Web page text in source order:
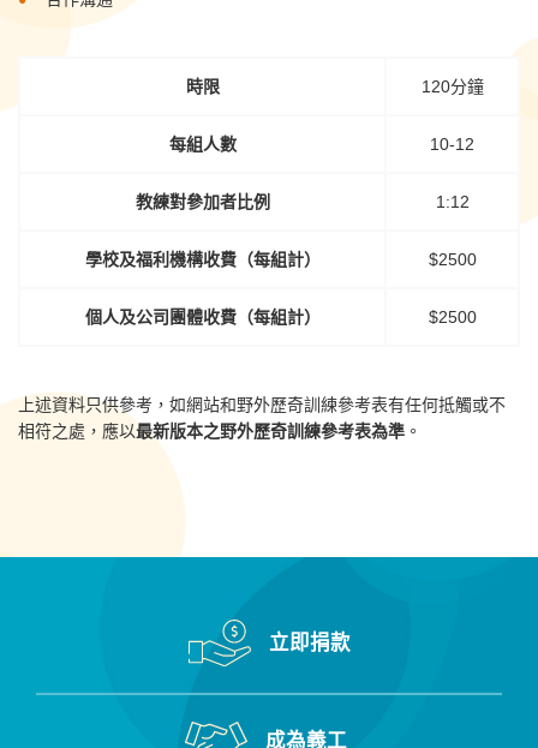
時限 120分鐘
每組人數 10-12
教練對參加者比例 1:12
學校及福利機構收費（每組計） $2500
個人及公司團體收費（每組計） $2500
上述資料只供參考，如網站和野外歷奇訓練參考表有任何抵觸或不
相符之處，應以最新版本之野外歷奇訓練參考表為準 。
立即捐款
成為義工